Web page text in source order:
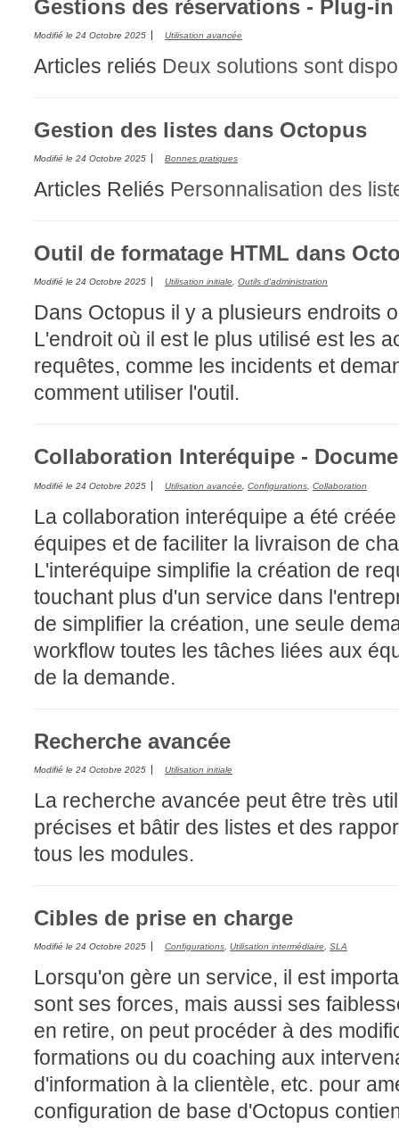
Gestions des réservations - Plug-
Modifié le 24 Octobre 2025 Utilisation avancée
Articles reliés Deux solutions sont
Gestion des listes dans Octopus
Modifié le 24 Octobre 2025 Bonnes pratiques
Articles Reliés Personnalisation des
Outil de formatage HTML dans
Modifié le 24 Octobre 2025 Utilisation initiale, Outils d'administration
Dans Octopus il y a plusieurs endroits
L'endroit où il est le plus utilisé est les
requêtes, comme les incidents et
comment utiliser l'outil.
Collaboration Interéquipe -
Modifié le 24 Octobre 2025 Utilisation avancée Configurations Collaboration
La collaboration interéquipe a été
équipes et de faciliter la livraison de
L'interéquipe simplifie la création de
touchant plus d'un service dans
de simplifier la création, une seule
workflow toutes les tâches liées aux
de la demande.
Recherche avancée
Modifié le 24 Octobre 2025 Utilisation initiale
La recherche avancée peut être très
précises et bâtir des listes et des
tous les modules.
Cibles de prise en charge
Modifié le 24 Octobre 2025 Configurations Utilisation intermédiaire SLA
Lorsqu'on gère un service, il est
sont ses forces, mais aussi ses
en retire, on peut procéder à des
formations ou du coaching aux
d'information à la clientèle, etc. pour
configuration de base d'Octopus